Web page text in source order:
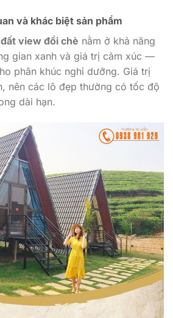
và khác biệt sản phẩm
đất view đồi chè nằm ở khả năng
gian xanh và giá trị cảm xúc —
phân khúc nghỉ dưỡng. Giá trị
nên các lô đẹp thường có tốc độ
dài hạn.